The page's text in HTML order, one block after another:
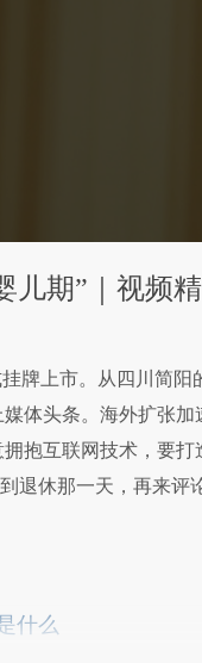
儿期”｜视频
牌上市。从四川简
体头条。海外扩张加
抱互联网技术，要
退休那一天，再来评
什么